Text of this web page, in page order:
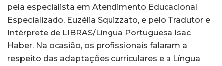
pela especialista em Atendimento Educacional
Especializado, Euzélia Squizzato, e pelo Tradutor e
Intérprete de LIBRAS/Língua Portuguesa Isac
Haber. Na ocasião, os profissionais falaram a
respeito das adaptações curriculares e a Língua